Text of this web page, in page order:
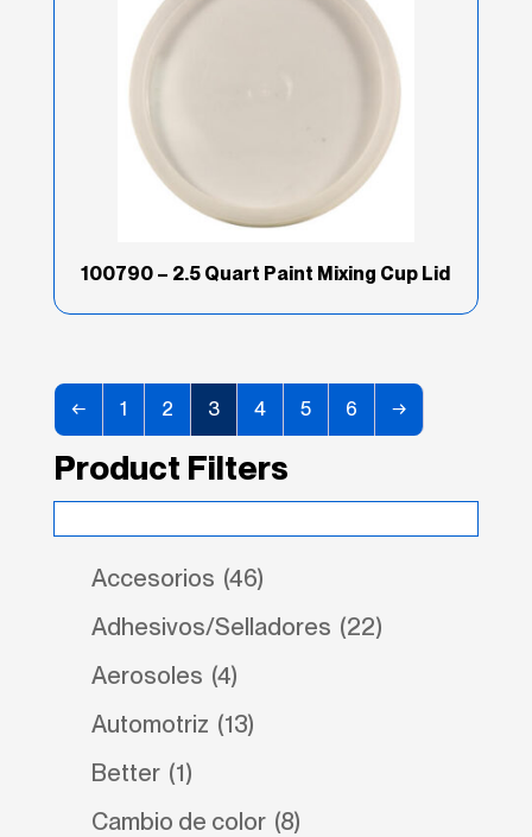
100790 – 2.5 Quart Paint Mixing Cup Lid
← 1 2 3 4 5 6 →
Product Filters
Accesorios (46)
Adhesivos/Selladores (22)
Aerosoles (4)
Automotriz (13)
Better (1)
Cambio de color (8)